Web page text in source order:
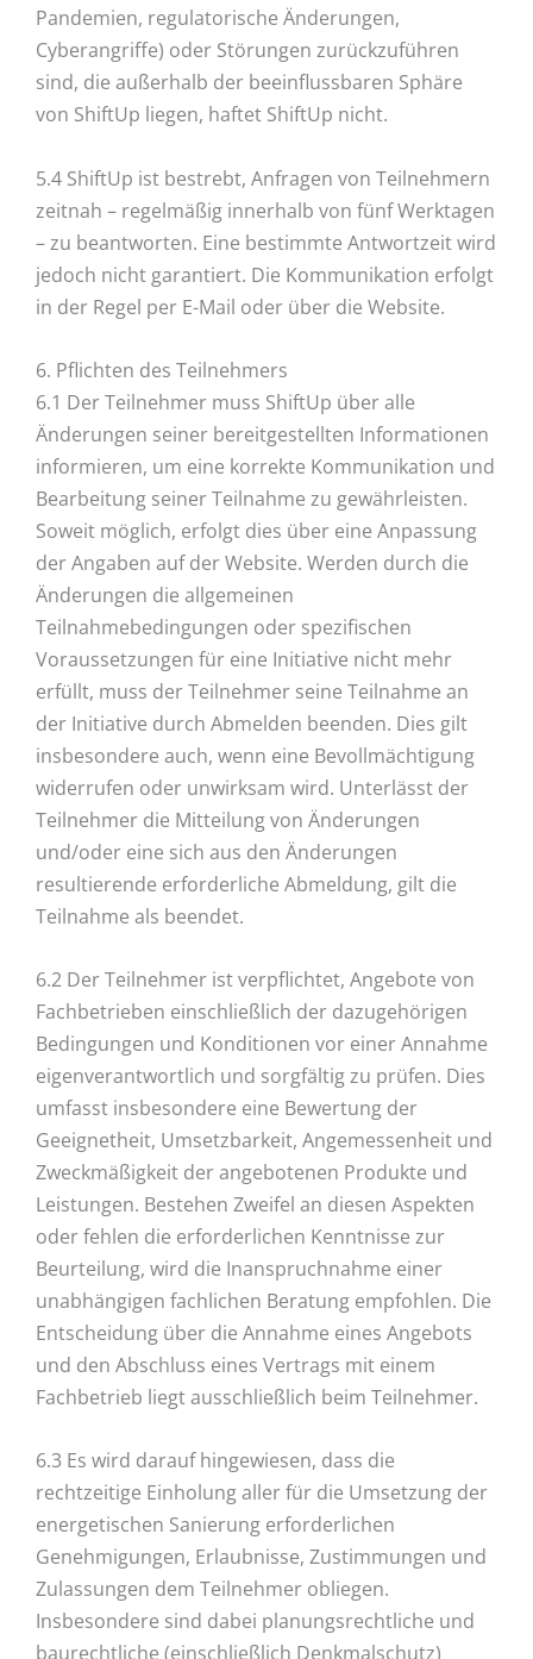
Pandemien, regulatorische Änderungen,
Cyberangriffe) oder Störungen zurückzuführen
sind, die außerhalb der beeinflussbaren Sphäre
von ShiftUp liegen, haftet ShiftUp nicht.
5.4 ShiftUp ist bestrebt, Anfragen von Teilnehmern
zeitnah – regelmäßig innerhalb von fünf Werktagen
– zu beantworten. Eine bestimmte Antwortzeit wird
jedoch nicht garantiert. Die Kommunikation erfolgt
in der Regel per E-Mail oder über die Website.
6. Pflichten des Teilnehmers
6.1 Der Teilnehmer muss ShiftUp über alle
Änderungen seiner bereitgestellten Informationen
informieren, um eine korrekte Kommunikation und
Bearbeitung seiner Teilnahme zu gewährleisten.
Soweit möglich, erfolgt dies über eine Anpassung
der Angaben auf der Website. Werden durch die
Änderungen die allgemeinen
Teilnahmebedingungen oder spezifischen
Voraussetzungen für eine Initiative nicht mehr
erfüllt, muss der Teilnehmer seine Teilnahme an
der Initiative durch Abmelden beenden. Dies gilt
insbesondere auch, wenn eine Bevollmächtigung
widerrufen oder unwirksam wird. Unterlässt der
Teilnehmer die Mitteilung von Änderungen
und/oder eine sich aus den Änderungen
resultierende erforderliche Abmeldung, gilt die
Teilnahme als beendet.
6.2 Der Teilnehmer ist verpflichtet, Angebote von
Fachbetrieben einschließlich der dazugehörigen
Bedingungen und Konditionen vor einer Annahme
eigenverantwortlich und sorgfältig zu prüfen. Dies
umfasst insbesondere eine Bewertung der
Geeignetheit, Umsetzbarkeit, Angemessenheit und
Zweckmäßigkeit der angebotenen Produkte und
Leistungen. Bestehen Zweifel an diesen Aspekten
oder fehlen die erforderlichen Kenntnisse zur
Beurteilung, wird die Inanspruchnahme einer
unabhängigen fachlichen Beratung empfohlen. Die
Entscheidung über die Annahme eines Angebots
und den Abschluss eines Vertrags mit einem
Fachbetrieb liegt ausschließlich beim Teilnehmer.
6.3 Es wird darauf hingewiesen, dass die
rechtzeitige Einholung aller für die Umsetzung der
energetischen Sanierung erforderlichen
Genehmigungen, Erlaubnisse, Zustimmungen und
Zulassungen dem Teilnehmer obliegen.
Insbesondere sind dabei planungsrechtliche und
baurechtliche (einschließlich Denkmalschutz)